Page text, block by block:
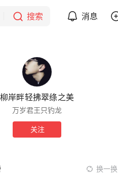
搜索 消息
柳岸畔轻拂翠绦之美
万岁君王只钓龙
关注
换一换